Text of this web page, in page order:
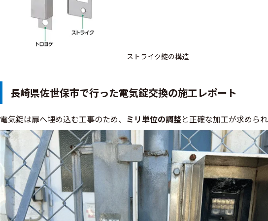
ストライク錠の構造
長崎県佐世保市で行った電気錠交換の施工レポート
電気錠は扉へ埋め込む工事のため、 ミリ単位の調整と正確な加工が求めら